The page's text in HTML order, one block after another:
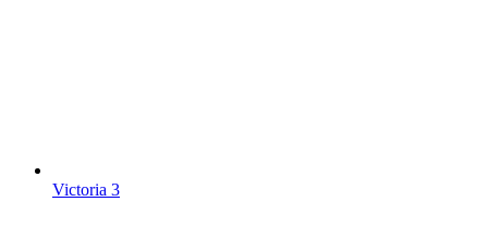
Victoria 3